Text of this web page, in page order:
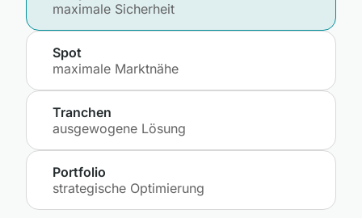
maximale Sicherheit
Spot
maximale Marktnähe
Tranchen
ausgewogene Lösung
Portfolio
strategische Optimierung